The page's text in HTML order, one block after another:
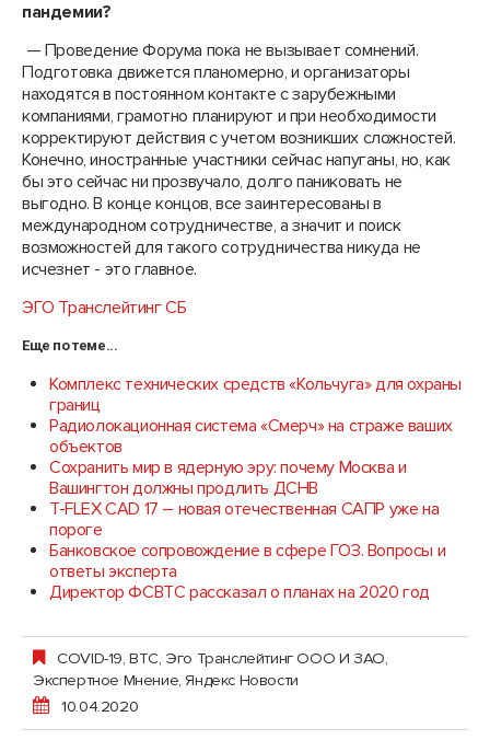
пандемии?
— Проведение Форума пока не вызывает сомнений.
Подготовка движется планомерно, и организаторы
находятся в постоянном контакте с зарубежными
компаниями, грамотно планируют и при необходимости
корректируют действия с учетом возникших сложностей.
Конечно, иностранные участники сейчас напуганы, но, как
бы это сейчас ни прозвучало, долго паниковать не
выгодно. В конце концов, все заинтересованы в
международном сотрудничестве, а значит и поиск
возможностей для такого сотрудничества никуда не
исчезнет - это главное.
ЭГО Транслейтинг СБ
Еще по теме...
Комплекс технических средств «Кольчуга» для охраны
границ
Радиолокационная система «Смерч» на страже ваших
объектов
Сохранить мир в ядерную эру: почему Москва и
Вашингтон должны продлить ДСНВ
T-FLEX CAD 17 – новая отечественная САПР уже на
пороге
Банковское сопровождение в сфере ГОЗ. Вопросы и
ответы эксперта
Директор ФСВТС рассказал о планах на 2020 год
COVID-19,ВТС, Эго Транслейтинг ООО И ЗАО,
Экспертное Мнение, Яндекс Новости
10.04.2020